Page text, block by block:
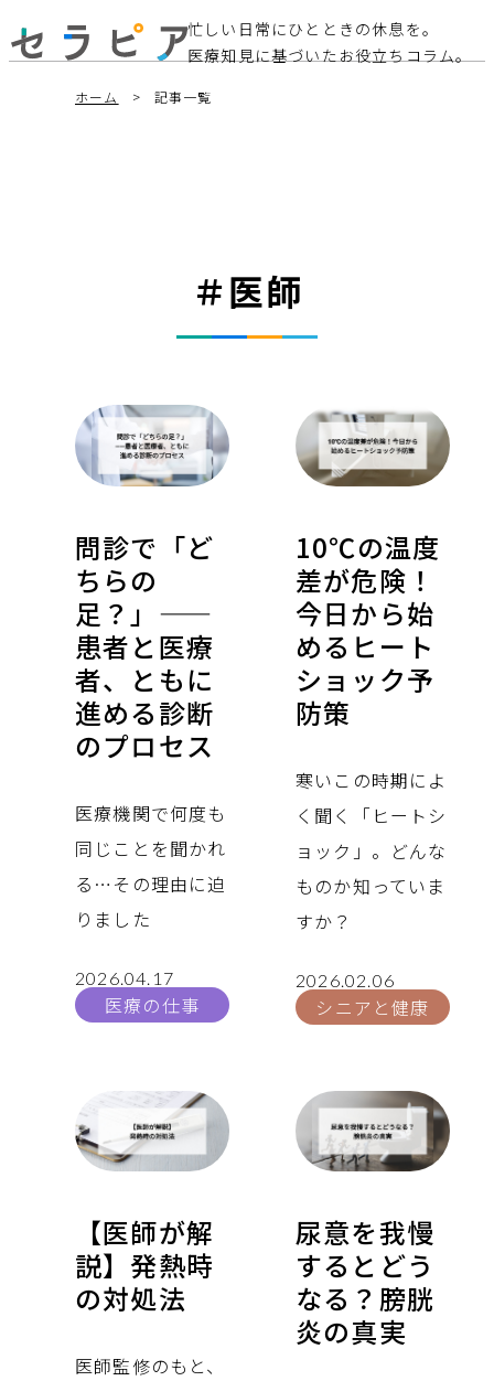
忙しい日常にひとときの休息を。
医療知見に基づいたお役立ちコラム。
ホーム 記事一覧
＃医師
問診で「ど
ちらの
足？」——
患者と医療
者、ともに
進める診断
のプロセス
医療機関で何度も
同じことを聞かれ
る…その理由に迫
りました
2026.04.17
医療の仕事
10℃の温度
差が危険！
今日から始
めるヒート
ショック予
防策
寒いこの時期によ
く聞く「ヒートシ
ョック」。どんな
ものか知っていま
すか？
2026.02.06
シニアと健康
【医師が解
説】発熱時
の対処法
医師監修のもと、
尿意を我慢
するとどう
なる？膀胱
炎の真実